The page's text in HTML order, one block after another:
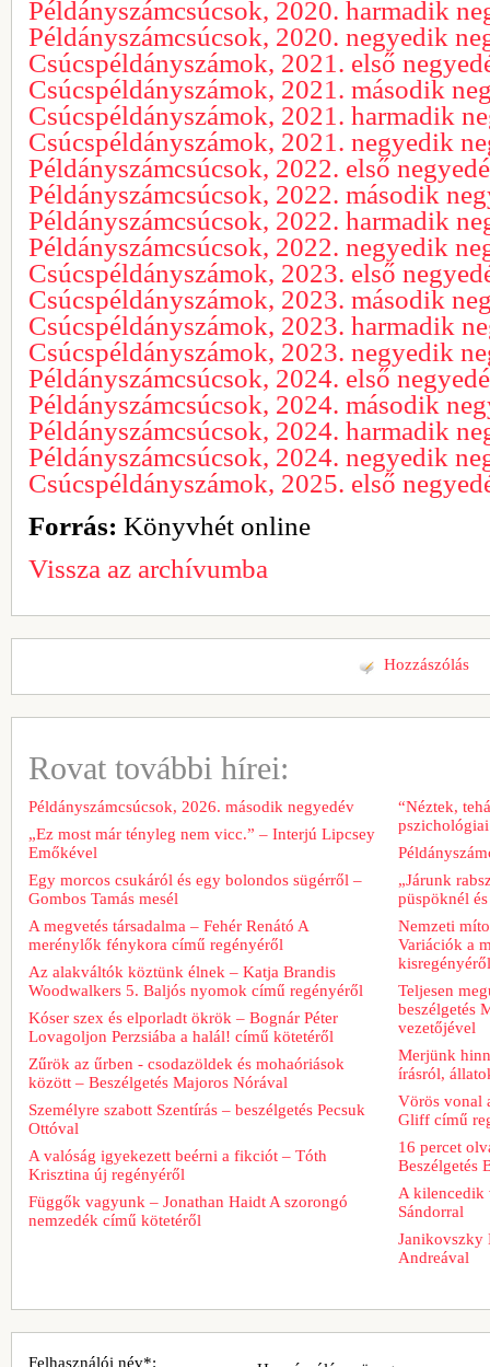
Példányszámcsúcsok, 2020. harmadik
Példányszámcsúcsok, 2020. negyedik
Csúcspéldányszámok, 2021. első
Csúcspéldányszámok, 2021. második
Csúcspéldányszámok, 2021. harmadik
Csúcspéldányszámok, 2021. negyedik
Példányszámcsúcsok, 2022. első
Példányszámcsúcsok, 2022. második
Példányszámcsúcsok, 2022. harmadik
Példányszámcsúcsok, 2022. negyedik
Csúcspéldányszámok, 2023. első
Csúcspéldányszámok, 2023. második
Csúcspéldányszámok, 2023. harmadik
Csúcspéldányszámok, 2023. negyedik
Példányszámcsúcsok, 2024. első
Példányszámcsúcsok, 2024. második
Példányszámcsúcsok, 2024. harmadik
Példányszámcsúcsok, 2024. negyedik
Csúcspéldányszámok, 2025. első
Forrás: Könyvhét online
Vissza az archívumba
Hozzászólás
Rovat további hírei:
Példányszámcsúcsok, 2026. második negyedév
„Ez most már tényleg nem vicc.” – Interjú Lipcsey
Emőkével
Egy morcos csukáról és egy bolondos sügérről –
Gombos Tamás mesél
A megvetés társadalma – Fehér Renátó A
merénylők fénykora című regényéről
Az alakváltók köztünk élnek – Katja Brandis
Woodwalkers 5. Baljós nyomok című regényéről
Kóser szex és elporladt ökrök – Bognár Péter
Lovagoljon Perzsiába a halál! című kötetéről
Zűrök az űrben - csodazöldek és mohaóriások
között – Beszélgetés Majoros Nórával
Személyre szabott Szentírás – beszélgetés Pecsuk
Ottóval
A valóság igyekezett beérni a fikciót – Tóth
Krisztina új regényéről
Függők vagyunk – Jonathan Haidt A szorongó
nemzedék című kötetéről
“Néztek,
„Járunk
püspöknél
Nemzeti
Variációk a
kisregényéről
Teljesen
beszélgetés
vezetőjével
Merjünk
írásról,
Vörös vonal
Gliff című
16 percet
Beszélgetés
A kilencedik
Sándorral
Janikovszky
Andreával
Felhasználói név*: